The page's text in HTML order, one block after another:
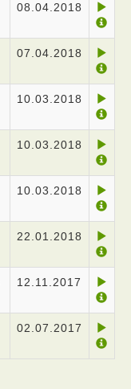
08.04.2018
07.04.2018
10.03.2018
10.03.2018
10.03.2018
22.01.2018
12.11.2017
02.07.2017